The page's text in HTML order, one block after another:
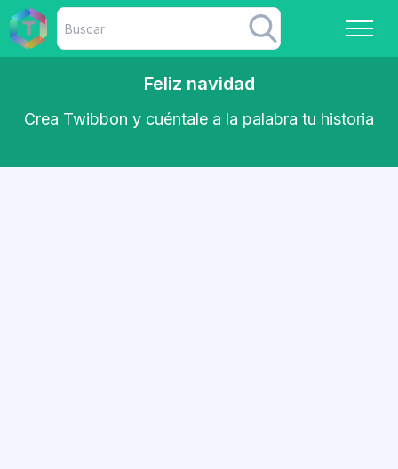
Feliz navidad
Crea Twibbon y cuéntale a la palabra tu historia